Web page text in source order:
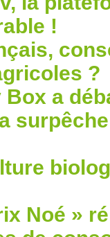
!
?
Box a
Noé »